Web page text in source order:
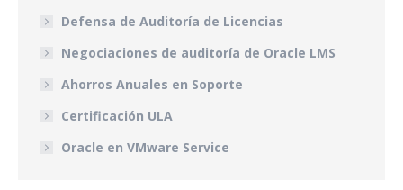
Defensa de Auditoría de Licencias
Negociaciones de auditoría de Oracle LMS
Ahorros Anuales en Soporte
Certificación ULA
Oracle en VMware Service